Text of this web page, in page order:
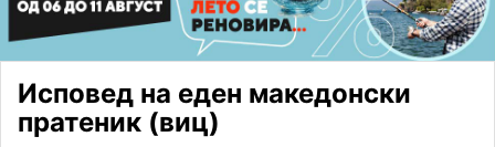
Исповед на еден македонски
пратеник (виц)